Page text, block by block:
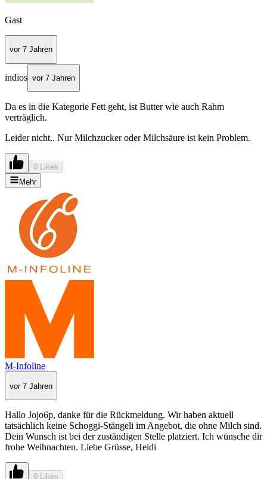
Gast
vor 7 Jahren
indios vor 7 Jahren
Da es in die Kategorie Fett geht, ist Butter wie auch Rahm
verträglich.
Leider nicht.. Nur Milchzucker oder Milchsäure ist kein Problem.
0 Likes
Mehr
M-Infoline
vor 7 Jahren
Hallo Jojo6p, danke für die Rückmeldung. Wir haben aktuell
tatsächlich keine Schoggi-Stängeli im Angebot, die ohne Milch sind.
Dein Wunsch ist bei der zuständigen Stelle platziert. Ich wünsche dir
frohe Weihnachten. Liebe Grüsse, Heidi
0 Likes